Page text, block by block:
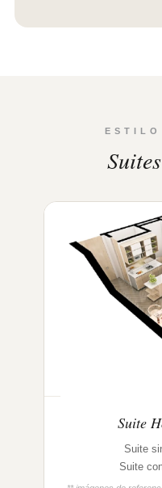
ESTILO
Suite
Suite
Suite